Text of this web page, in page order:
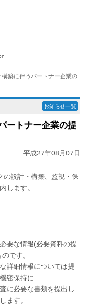
築に伴うパートナー企業の
お知らせ一覧
ートナー企業の提
平成27年08月07日
の設計・構築、監視・保
します。
要な情報(必要資料の提
です。
詳細情報については提
密保持に
に必要な書類を提出し
ます。